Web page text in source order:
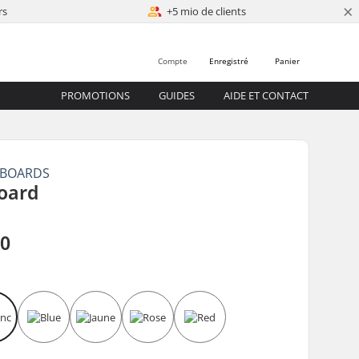
+5 mio de clients ×
Panier
Enregistré
Compte
PROMOTIONS GUIDES AIDE ET CONTACT